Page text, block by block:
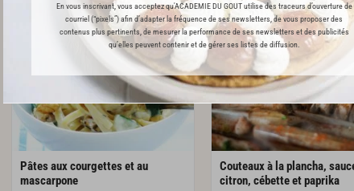
En vous inscrivant, vous acceptez qu'ACADEMIE DU GOUT utilise des traceurs d’ouverture de
courriel (“pixels”) afin d’adapter la fréquence de ses newsletters, de vous proposer des
contenus plus pertinents, de mesurer la performance de ses newsletters et des publicités
qu’elles peuvent contenir et de gérer ses listes de diffusion.
Pâtes aux courgettes et au
mascarpone
Couteaux à la plancha,
citron, cébette et paprika